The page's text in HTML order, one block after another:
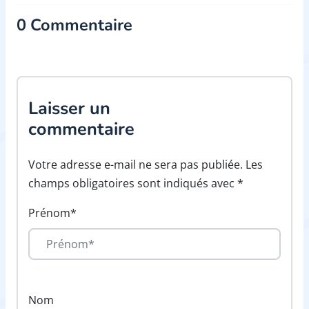
0 Commentaire
Laisser un
commentaire
Votre adresse e-mail ne sera pas publiée. Les
champs obligatoires sont indiqués avec *
Prénom*
Nom